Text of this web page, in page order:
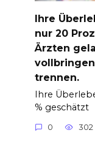
Ihre
nur 20
Ärzten
trennen.
Ihre
% geschätzt
0 302